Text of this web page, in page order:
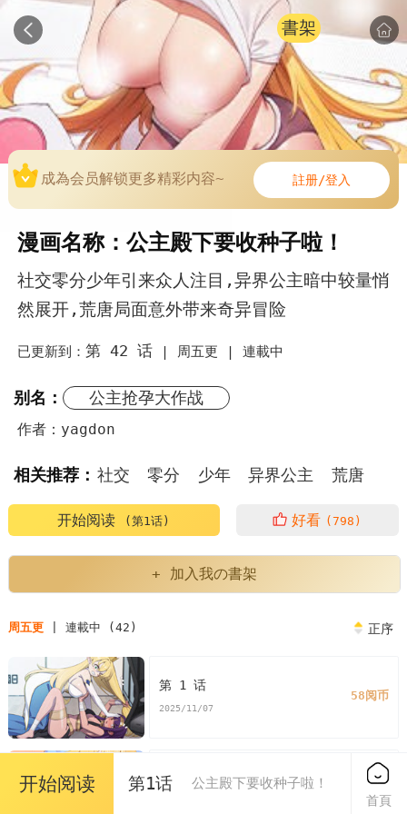
書架
成為会员解锁更多精彩内容~ 註册/登入
漫画名称：公主殿下要收种子啦！
社交零分少年引来众人注目,异界公主暗中较量悄
然展开,荒唐局面意外带来奇异冒险
已更新到： 第 42 话| 周五更 | 連載中
别名： 公主抢孕大作战
作者：yagdon
相关推荐： 社交 零分 少年 异界公主 荒唐
冒险
开始阅读 (第1话) 好看 (798)
+ 加入我の書架
周五更| 連載中 (42) 正序
第 1 话
2025/11/07
58阅币
第 2 话
开始阅读 第1话 公主殿下要收种子啦！
首頁